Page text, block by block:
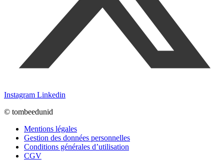
Instagram Linkedin
© tombeedunid
Mentions légales
Gestion des données personnelles
Conditions générales d’utilisation
CGV